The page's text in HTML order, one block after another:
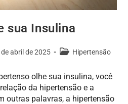
sua Insulina
de abril de 2025 Hipertensão
olhe sua insulina, você
da hipertensão e a
outras palavras, a hipertensão